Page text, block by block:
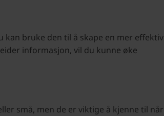
kan bruke den til å skape en mer effektiv
informasjon, vil du kunne øke
små, men de er viktige å kjenne til når